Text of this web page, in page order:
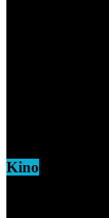
Kino